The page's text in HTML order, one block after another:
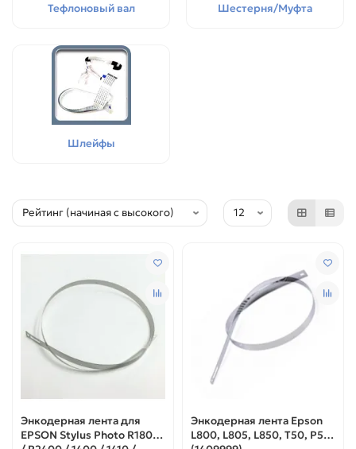
Тефлоновый вал Шестерня/Муфта
Шлейфы
Энкодерная лента для
EPSON Stylus Photo R1800
Энкодерная лента Epson
L800, L805, L850, T50, P50